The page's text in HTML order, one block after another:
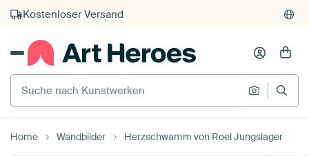
Kauf auf Rechnung
Individueller Druck auf Bestellung
Suche nach Kunstwerken
Suche
Home Wandbilder Herzschwamm von Roel Jungslager